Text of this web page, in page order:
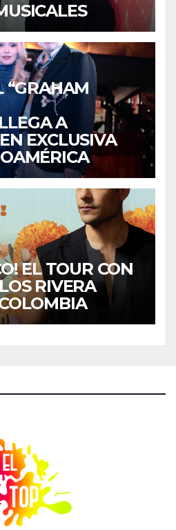
“GRAHAM
A
EXCLUSIVA
EL TOUR CON
RIVERA